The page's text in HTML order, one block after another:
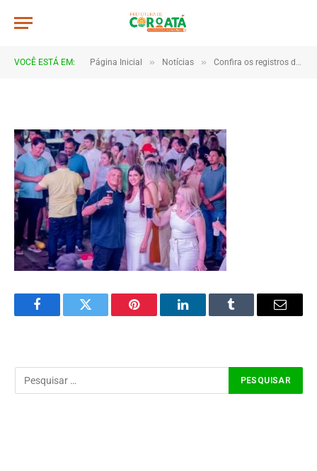
VOCÊ ESTÁ EM: Página Inicial » Notícias » Confira os registros da virada de ano em Coroatá
JWR_6769
FacebookTwitter Pinterest LinkedInTumblr Email